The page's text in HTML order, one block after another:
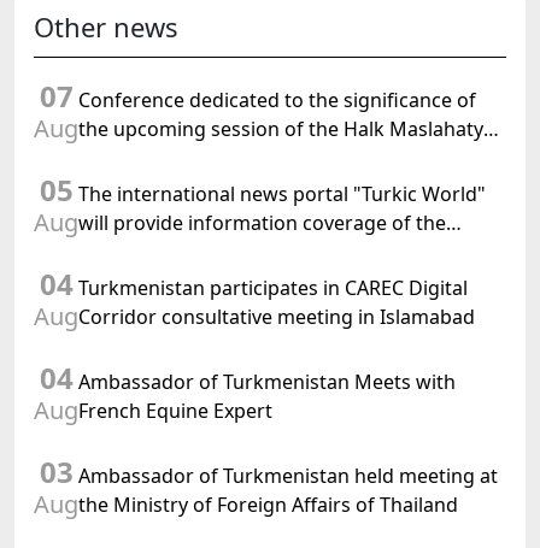
Other news
07
Aug
Conference dedicated to the significance of
the upcoming session of the Halk Maslahaty
of International Law, 2028" was held in Baku
05
Aug
The international news portal "Turkic World"
will provide information coverage of the
meeting of the Halk Maslahaty of
Turkmenistan
04
Aug
Turkmenistan participates in CAREC Digital
Corridor consultative meeting in Islamabad
04
Aug
Ambassador of Turkmenistan Meets with
French Equine Expert
03
Aug
Ambassador of Turkmenistan held meeting at
the Ministry of Foreign Affairs of Thailand